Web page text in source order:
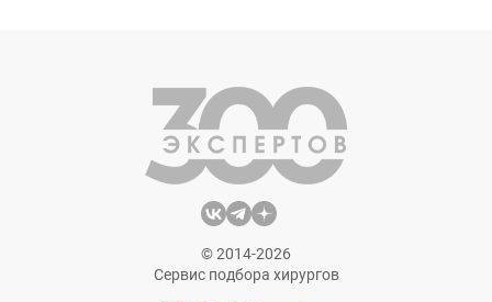
стереотипам пластика по карману для
тысяч обычных девушек. Так сколько же
стоит грудь мечты?
© 2014-2026
Сервис подбора хирургов